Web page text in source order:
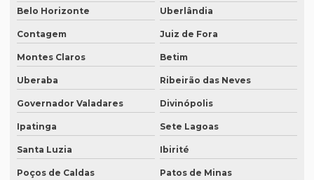
Empresa de tradução especializada em recife
Empresa de tradução para eventos
Empresa de tradução em ingles
Empresa tradução japonês
Empresa de tradução juramentada
Empresa de tradução juramentada para diplomas
Belo Horizonte
Uberlândia
Contagem Juiz de Fora
Montes Claros Betim
Uberaba Ribeirão das Neves
Governador Valadares Divinópolis
Ipatinga Sete Lagoas
Santa Luzia Ibirité
Poços de Caldas Patos de Minas